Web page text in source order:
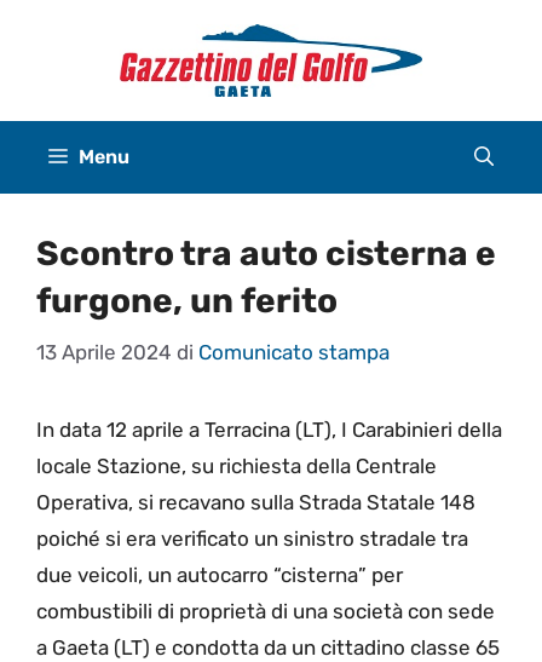
Menu
Scontro tra auto cisterna e
furgone, un ferito
13 Aprile 2024 di Comunicato stampa
In data 12 aprile a Terracina (LT), I Carabinieri della
locale Stazione, su richiesta della Centrale
Operativa, si recavano sulla Strada Statale 148
poiché si era verificato un sinistro stradale tra
due veicoli, un autocarro “cisterna” per
combustibili di proprietà di una società con sede
a Gaeta (LT) e condotta da un cittadino classe 65